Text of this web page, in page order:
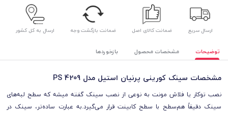
ارسال سریع ضمانت کالای اصل ضمانت بازگشت وجه ارسال به کل کشور
توضیحات مشخصات محصول بازخوردها
مشخصات سینک کورینی پرنیان استیل مدل PS 4209
نصب توکار یا فلاش مونت به نوعی از نصب سینک گفته میشه که سطح لبه‌های
سینک دقیقاً هم‌سطح با سطح کابینت قرار می‌گیرد.به عبارت ساده‌تر، سینک در